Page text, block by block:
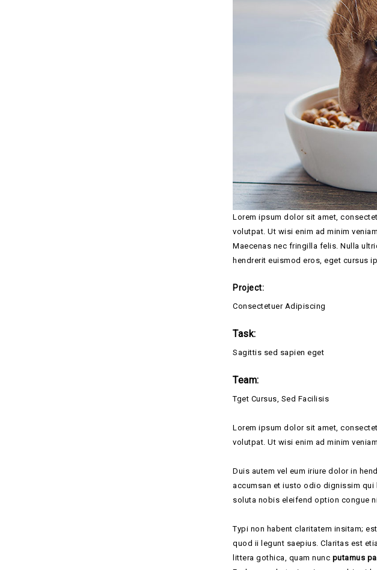
Lorem ipsum dolor sit amet,
volutpat. Ut wisi enim ad minim
Maecenas nec fringilla felis. Nulla
hendrerit euismod eros, eget cursus
Project:
Consectetuer Adipiscing
Task:
Sagittis sed sapien eget
Team:
Tget Cursus, Sed Facilisis
Lorem ipsum dolor sit amet,
volutpat. Ut wisi enim ad minim
Duis autem vel eum iriure dolor in
accumsan et iusto odio dignissim
soluta nobis eleifend option congue
Typi non habent claritatem insitam;
quod ii legunt saepius. Claritas est
littera gothica, quam nunc putamus